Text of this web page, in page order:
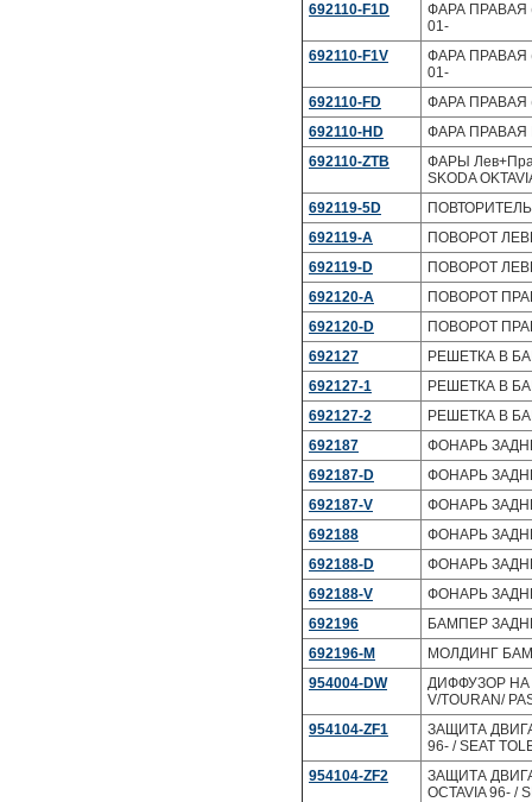
692110-F1D
ФАРА ПРАВАЯ
01-
692110-F1V
ФАРА ПРАВАЯ
01-
692110-FD
ФАРА ПРАВАЯ
692110-HD
ФАРА ПРАВАЯ
692110-ZTB
ФАРЫ
SKODA
692119-5D
ПОВТОРИТЕЛЬ
692119-A
ПОВОРОТ
692119-D
ПОВОРОТ
692120-A
ПОВОРОТ
692120-D
ПОВОРОТ
692127
РЕШЕТКА В
692127-1
РЕШЕТКА В
692127-2
РЕШЕТКА В
692187
ФОНАРЬ
692187-D
ФОНАРЬ
692187-V
ФОНАРЬ
692188
ФОНАРЬ
692188-D
ФОНАРЬ
692188-V
ФОНАРЬ
692196
БАМПЕР
692196-M
МОЛДИНГ
954004-DW
ДИФФУЗОР НА
V/TOURAN/
954104-ZF1
ЗАЩИТА
96- / SEAT
954104-ZF2
ЗАЩИТА
OCTAVIA 96- /